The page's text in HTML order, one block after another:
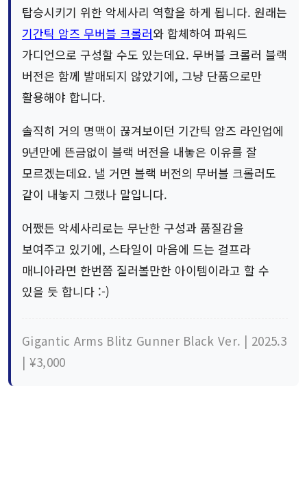
탑승시키기 위한 악세사리 역할을 하게 됩니다. 원래는
기간틱 암즈 무버블 크롤러와 합체하여 파워드
가디언으로 구성할 수도 있는데요. 무버블 크롤러 블랙
버전은 함께 발매되지 않았기에, 그냥 단품으로만
활용해야 합니다.
솔직히 거의 명맥이 끊겨보이던 기간틱 암즈 라인업에
9년만에 뜬금없이 블랙 버전을 내놓은 이유를 잘
모르겠는데요. 낼 거면 블랙 버전의 무버블 크롤러도
같이 내놓지 그랬나 말입니다.
어쨌든 악세사리로는 무난한 구성과 품질감을
보여주고 있기에, 스타일이 마음에 드는 걸프라
매니아라면 한번쯤 질러볼만한 아이템이라고 할 수
있을 듯 합니다 :-)
Gigantic Arms Blitz Gunner Black Ver. | 2025.3
| ¥3,000